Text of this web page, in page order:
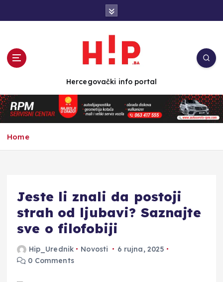
n
t
e
Hercegovački info portal
Home
Jeste li znali da postoji
strah od ljubavi? Saznajte
sve o filofobiji
Hip_Urednik Novosti
6 rujna, 2025
0 Comments